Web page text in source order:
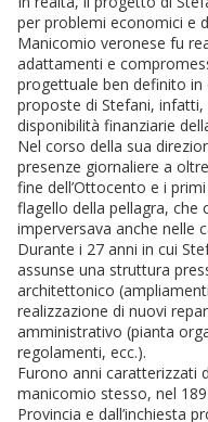
per problemi economici e
Manicomio veronese fu
adattamenti e
progettuale ben definito
proposte di Stefani,
disponibilità finanziarie
Nel corso della sua
presenze giornaliere a
fine dell’Ottocento e i
flagello della pellagra, che
imperversava anche nelle
Durante i 27 anni in cui
assunse una struttura
architettonico
realizzazione di nuovi
amministrativo (pianta
regolamenti, ecc.).
Furono anni caratterizzati
manicomio stesso, nel
Provincia e dall’inchiesta